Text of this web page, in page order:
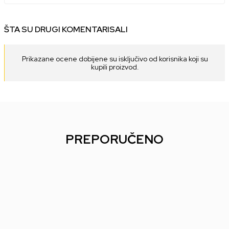
ŠTA SU DRUGI KOMENTARISALI
Prikazane ocene dobijene su isključivo od korisnika koji su
kupili proizvod.
PREPORUČENO